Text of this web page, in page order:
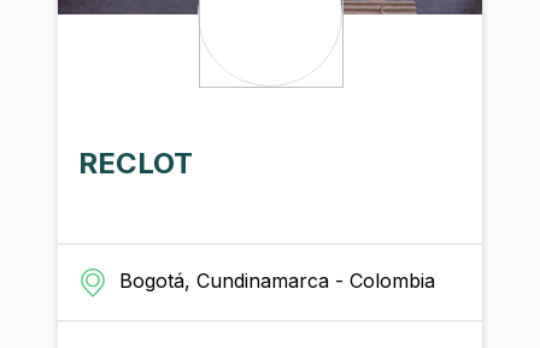
RECLOT
Bogotá, Cundinamarca - Colombia